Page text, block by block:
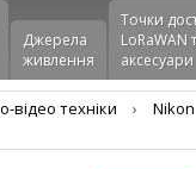
Джерела
живлення
Точки
LoRaWAN
аксесуари
відео техніки ›
Nikon